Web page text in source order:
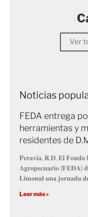
Ver
Noticias
FEDA entrega
herramientas y
residentes de
𝐏𝐞𝐫𝐚𝐯𝐢𝐚, 𝐑.𝐃. 𝐄𝐥 𝐅𝐨𝐧𝐝𝐨
𝐀𝐠𝐫𝐨𝐩𝐞𝐜𝐮𝐚𝐫𝐢𝐨 (𝐅𝐄𝐃𝐀)
𝐋𝐢𝐦𝐨𝐧𝐚𝐥 𝐮𝐧𝐚 𝐣𝐨𝐫𝐧𝐚𝐝𝐚
Leer más »